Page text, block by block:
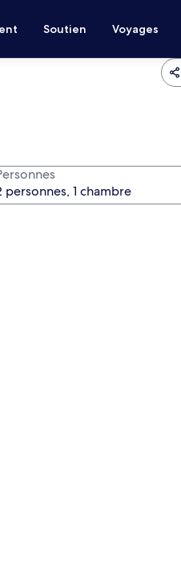
Soutien Voyages